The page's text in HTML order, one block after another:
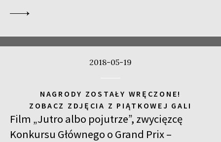
2018-05-19
NAGRODY ZOSTAŁY WRĘCZONE!
ZOBACZ ZDJĘCIA Z PIĄTKOWEJ GALI
Film „Jutro albo pojutrze”, zwycięzcę
Konkursu Głównego o Grand Prix –